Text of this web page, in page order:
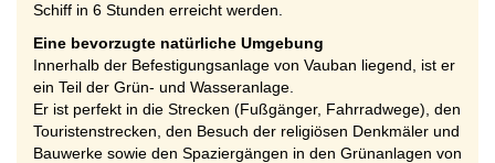
Schiff in 6 Stunden erreicht werden.
Eine bevorzugte natürliche Umgebung
Innerhalb der Befestigungsanlage von Vauban liegend, ist er
ein Teil der Grün- und Wasseranlage.
Er ist perfekt in die Strecken (Fußgänger, Fahrradwege), den
Touristenstrecken, den Besuch der religiösen Denkmäler und
Bauwerke sowie den Spaziergängen in den Grünanlagen von